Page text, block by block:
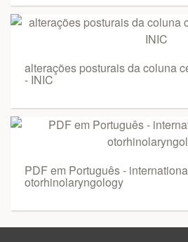
alterações posturais da coluna
- INIC
PDF em Português -
otorhinolaryngology